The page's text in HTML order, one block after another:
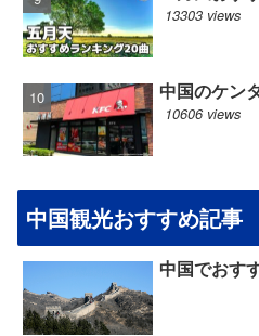
13303 views
中国のケン
10606 views
中国観光おすすめ記事
中国でおす